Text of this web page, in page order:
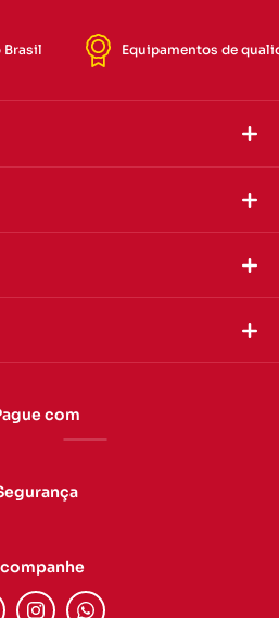
Brasil Equipamentos de
com